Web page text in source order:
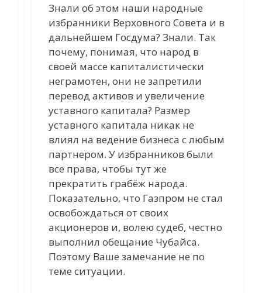
Знали об этом наши народные
избранники Верховного Совета и в
дальнейшем Госдума? Знали. Так
почему, понимая, что народ в
своей массе капиталистически
неграмотен, они не запретили
перевод активов и увеличение
уставного капитала? Размер
уставного капитала никак не
влиял на ведение бизнеса с любым
партнером. У избранников были
все права, чтобы тут же
прекратить грабёж народа.
Показательно, что Газпром не стал
освобождаться от своих
акционеров и, волею судеб, честно
выполнил обещание Чубайса.
Поэтому Ваше замечание не по
теме ситуации.